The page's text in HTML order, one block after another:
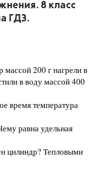
8 класс
ГДЗ.
200 г нагрели в
в воду массой 400
время температура
равна удельная
цилиндр? Тепловыми